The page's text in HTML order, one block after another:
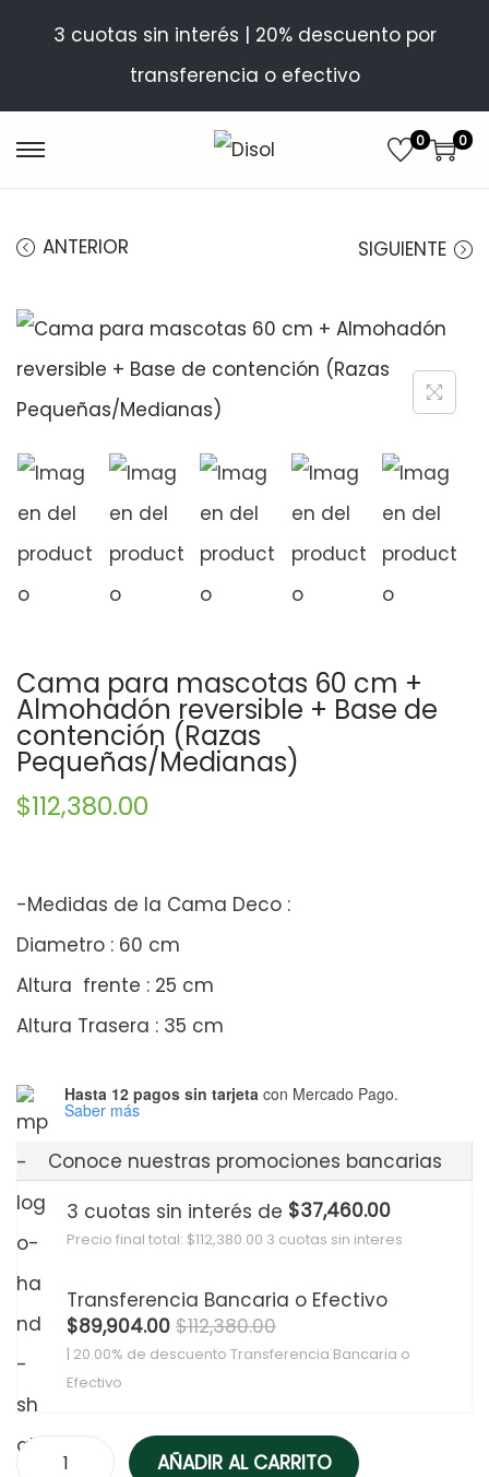
3 cuotas sin interés | 20% descuento por
transferencia o efectivo
0 0
ANTERIOR SIGUIENTE
Cama para mascotas 60 cm +
Almohadón reversible + Base de
contención (Razas
Pequeñas/Medianas)
$112,380.00
-Medidas de la Cama Deco :
Diametro : 60 cm
Altura frente : 25 cm
Altura Trasera : 35 cm
Hasta 12 pagos sin tarjetacon Mercado Pago.
Saber más
Conoce nuestras promociones bancarias
3 cuotas sin interés de $37,460.00
Precio final total: $112,380.00 3 cuotas sin interes
Transferencia Bancaria o Efectivo
$89,904.00 $112,380.00
| 20.00% de descuento Transferencia Bancaria o
Efectivo
AÑADIR AL CARRITO